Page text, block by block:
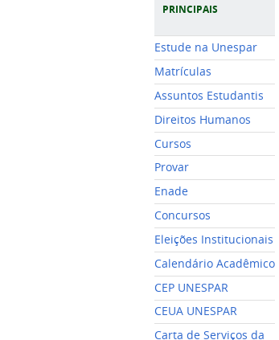
PRINCIPAIS
Estude na Unespar
Matrículas
Assuntos Estudantis
Direitos Humanos
Cursos
Provar
Enade
Concursos
Eleições Institucionais
Calendário Acadêmico
CEP UNESPAR
CEUA UNESPAR
Carta de Serviços da